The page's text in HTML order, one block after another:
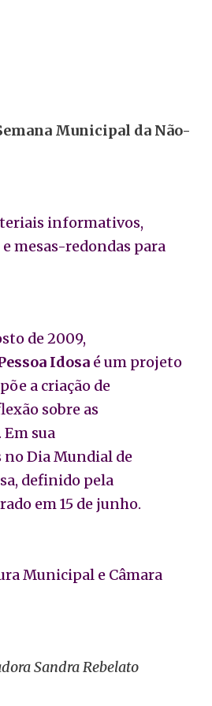
Municipal da Não-
informativos,
mesas-redondas para
de 2009,
Idosa é um projeto
a criação de
sobre as
sua
Dia Mundial de
definido pela
em 15 de junho.
Municipal e Câmara
Sandra Rebelato